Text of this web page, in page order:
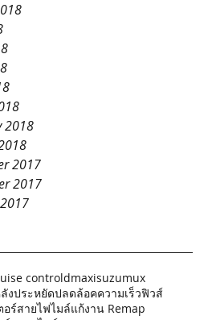
2018
2017
2017
controldmaxisuzumux
งประหยัดปลดล้อคความเร็วฟิวส์
อร์สายไฟไมล์แก้งาน Remap